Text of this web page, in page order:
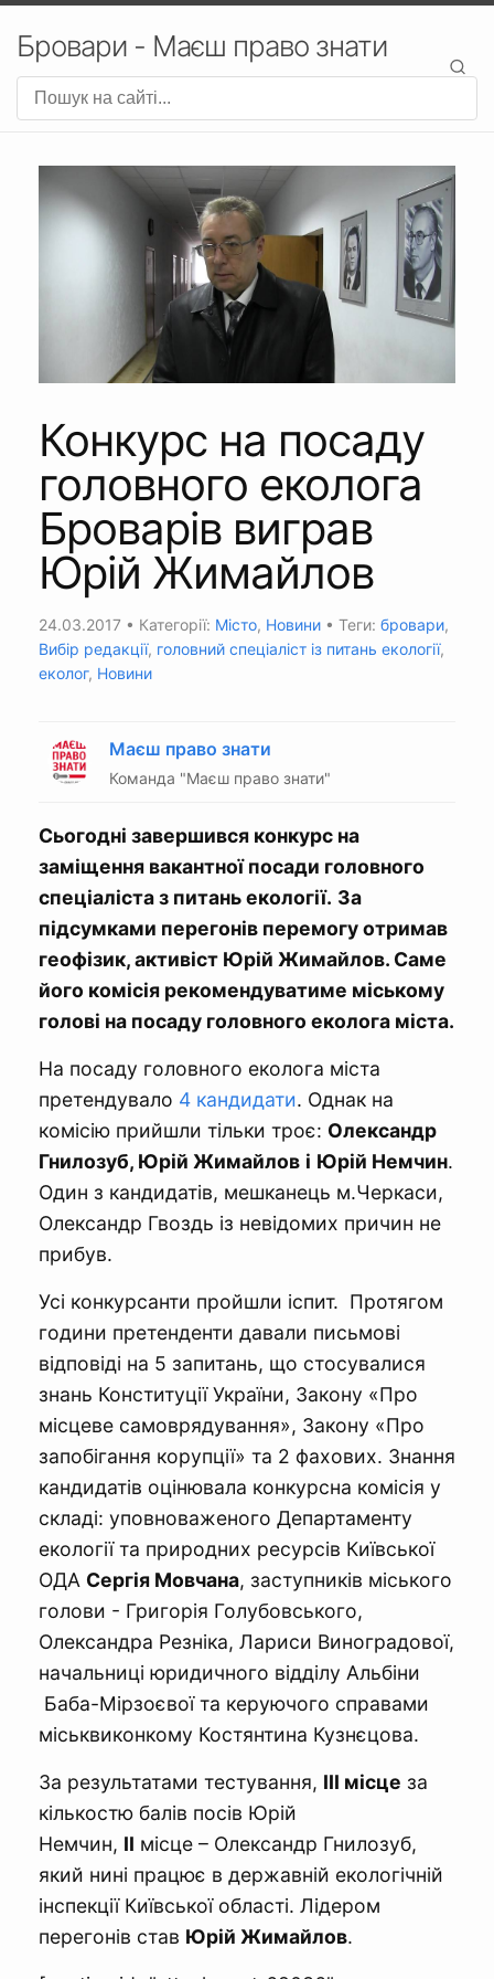
Бровари - Маєш право знати
Конкурс на посаду
головного еколога
Броварів виграв
Юрій Жимайлов
24.03.2017 • Категорії: Місто, Новини • Теги: бровари,
Вибір редакції, головний спеціаліст із питань екології,
еколог, Новини
Маєш право знати
Команда "Маєш право знати"
Сьогодні завершився конкурс на
заміщення вакантної посади головного
спеціаліста з питань екології. За
підсумками перегонів перемогу отримав
геофізик, активіст Юрій Жимайлов. Саме
його комісія рекомендуватиме міському
голові на посаду головного еколога міста.
На посаду головного еколога міста
претендувало 4 кандидати. Однак на
комісію прийшли тільки троє: Олександр
Гнилозуб, Юрій Жимайлов і Юрій Немчин.
Один з кандидатів, мешканець м.Черкаси,
Олександр Гвоздь із невідомих причин не
прибув.
Усі конкурсанти пройшли іспит. Протягом
години претенденти давали письмові
відповіді на 5 запитань, що стосувалися
знань Конституції України, Закону «Про
місцеве самоврядування», Закону «Про
запобігання корупції» та 2 фахових. Знання
кандидатів оцінювала конкурсна комісія у
складі: уповноваженого Департаменту
екології та природних ресурсів Київської
ОДА Сергія Мовчана, заступників міського
голови - Григорія Голубовського,
Олександра Резніка, Лариси Виноградової,
начальниці юридичного відділу Альбіни
Баба-Мірзоєвої та керуючого справами
міськвиконкому Костянтина Кузнєцова.
За результатами тестування, ІІІ місце за
кількостю балів посів Юрій
Немчин, ІІ місце – Олександр Гнилозуб,
який нині працює в державній екологічній
інспекції Київської області. Лідером
перегонів став Юрій Жимайлов.